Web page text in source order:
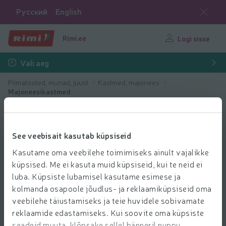
See veebisait kasutab küpsiseid
Kasutame oma veebilehe toimimiseks ainult vajalikke
küpsised. Me ei kasuta muid küpsiseid, kui te neid ei
luba. Küpsiste lubamisel kasutame esimese ja
kolmanda osapoole jõudlus- ja reklaamiküpsiseid oma
veebilehe täiustamiseks ja teie huvidele sobivamate
reklaamide edastamiseks. Kui soovite oma küpsiste
Русский English
Rimi.ee Logi sisse
Vali aeg
Piimatooted, munad, juust
Kastmed, majonees
Majoneesikastmed